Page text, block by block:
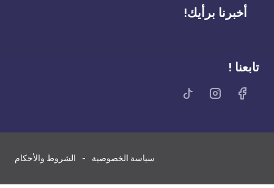
أخبرنا برأيك!
تابعنا !
سياسة الخصوصية الشروط والأحكام